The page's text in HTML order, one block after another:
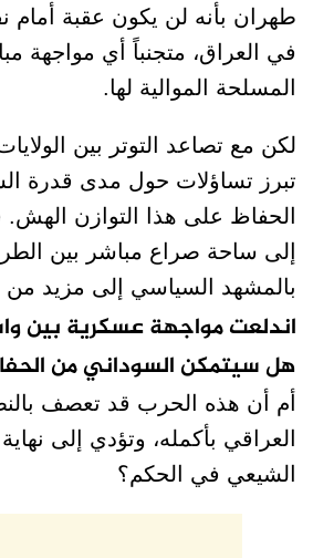
طهران بأنه لن يكون عقبة أمام
في العراق، متجنباً أي مواجهة
المسلحة الموالية لها.
لكن مع تصاعد التوتر بين
تبرز تساؤلات حول مدى قدرة
الحفاظ على هذا التوازن الهش.
إلى ساحة صراع مباشر بين
بالمشهد السياسي إلى مزيد من
اندلعت مواجهة عسكرية بين
هل سيتمكن السوداني من
أم أن هذه الحرب قد تعصف
العراقي بأكمله، وتؤدي إلى نهاية
الشيعي في الحكم؟